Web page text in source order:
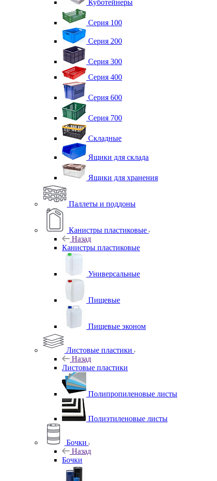
Куботейнеры
Серия 100
Серия 200
Серия 300
Серия 400
Серия 600
Серия 700
Складные
Ящики для склада
Ящики для хранения
Паллеты и поддоны
Канистры пластиковые
Назад
Канистры пластиковые
Универсальные
Пищевые
Пищевые эконом
Листовые пластики
Назад
Листовые пластики
Полипропиленовые листы
Полиэтиленовые листы
Бочки
Назад
Бочки